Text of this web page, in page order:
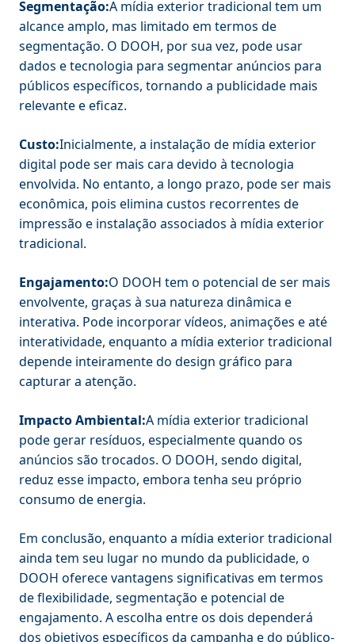
Segmentação:A mídia exterior tradicional tem um
alcance amplo, mas limitado em termos de
segmentação. O DOOH, por sua vez, pode usar
dados e tecnologia para segmentar anúncios para
públicos específicos, tornando a publicidade mais
relevante e eficaz.
Custo:Inicialmente, a instalação de mídia exterior
digital pode ser mais cara devido à tecnologia
envolvida. No entanto, a longo prazo, pode ser mais
econômica, pois elimina custos recorrentes de
impressão e instalação associados à mídia exterior
tradicional.
Engajamento:O DOOH tem o potencial de ser mais
envolvente, graças à sua natureza dinâmica e
interativa. Pode incorporar vídeos, animações e até
interatividade, enquanto a mídia exterior tradicional
depende inteiramente do design gráfico para
capturar a atenção.
Impacto Ambiental:A mídia exterior tradicional
pode gerar resíduos, especialmente quando os
anúncios são trocados. O DOOH, sendo digital,
reduz esse impacto, embora tenha seu próprio
consumo de energia.
Em conclusão, enquanto a mídia exterior tradicional
ainda tem seu lugar no mundo da publicidade, o
DOOH oferece vantagens significativas em termos
de flexibilidade, segmentação e potencial de
engajamento. A escolha entre os dois dependerá
dos objetivos específicos da campanha e do público-